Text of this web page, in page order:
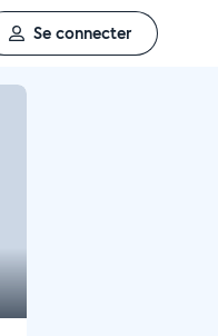
Se connecter